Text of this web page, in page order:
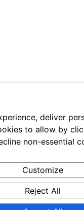
deliver
to allow by
non-essential
Customize
Reject All